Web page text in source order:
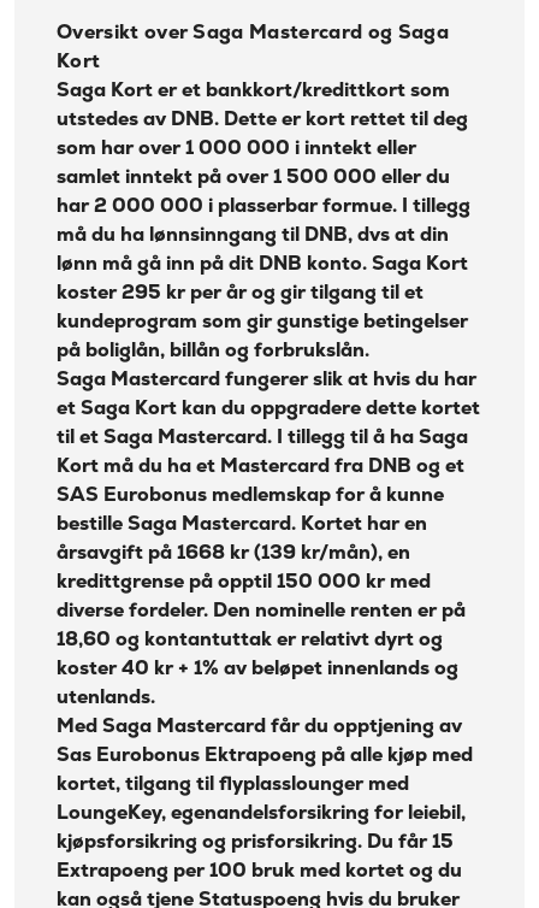
Forsikring:
forsikringer:
Betalingsforsikring
kredittkort,
lån, Helårs
reiseforsirng,
Leiebilsforsikring
og ID-
tyveriforsikring
Årsgebyr:
0 kr
Rente:
21,99%
Effektiv rente:
24,4%
minibank:
0 kr
Kontantuttak i
bank:
0 kr
Gebyr
papirfaktura:
45 kr
Valutapåslag:
1,75%
Purregebyr:
35 kr
Inkassovarsel:
35 kr
Les mer om Bank Norwegian
kredittkort bensin
Søknadskrav Saga Mastercard
Saga Mastercard fordeler
DNB Mastercard reiseforsikring (via DNB
Mastercard)
Beregn kostnadene dine med Saga mastercard
Hva mener vi om Saga Mastercard?
Saga Mastercard fordeler
Ulemper
Saga Mastercard priser
Om DNB
Oversikt over Saga Mastercard og Saga
Kort
Saga Kort er et bankkort/kredittkort som
utstedes av DNB. Dette er kort rettet til deg
som har over 1 000 000 i inntekt eller
samlet inntekt på over 1 500 000 eller du
har 2 000 000 i plasserbar formue. I tillegg
må du ha lønnsinngang til DNB, dvs at din
lønn må gå inn på dit DNB konto. Saga Kort
koster 295 kr per år og gir tilgang til et
kundeprogram som gir gunstige betingelser
på boliglån, billån og forbrukslån.
Saga Mastercard fungerer slik at hvis du har
et Saga Kort kan du oppgradere dette kortet
til et Saga Mastercard. I tillegg til å ha Saga
Kort må du ha et Mastercard fra DNB og et
SAS Eurobonus medlemskap for å kunne
bestille Saga Mastercard. Kortet har en
årsavgift på 1668 kr (139 kr/mån), en
kredittgrense på opptil 150 000 kr med
diverse fordeler. Den nominelle renten er på
18,60 og kontantuttak er relativt dyrt og
koster 40 kr + 1% av beløpet innenlands og
utenlands.
Med Saga Mastercard får du opptjening av
Sas Eurobonus Ektrapoeng på alle kjøp med
kortet, tilgang til flyplasslounger med
LoungeKey, egenandelsforsikring for leiebil,
kjøpsforsikring og prisforsikring. Du får 15
Extrapoeng per 100 bruk med kortet og du
kan også tjene Statuspoeng hvis du bruker